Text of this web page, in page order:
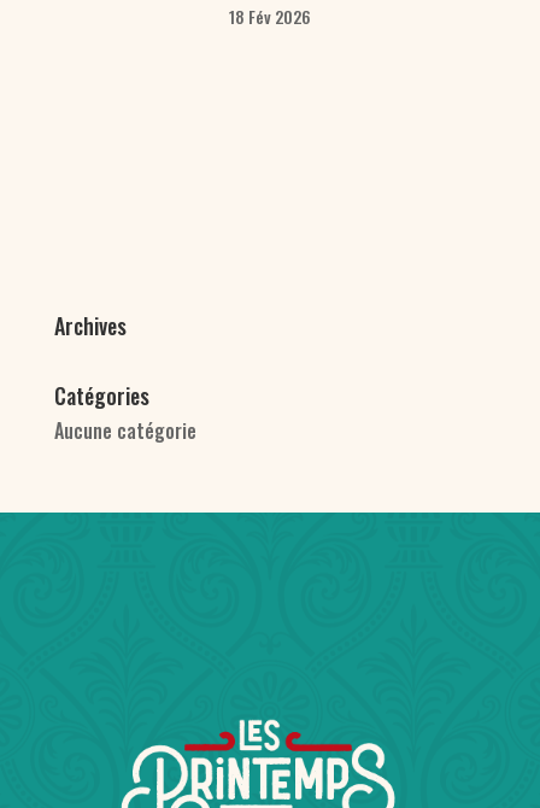
18 Fév 2026
Archives
Catégories
Aucune catégorie